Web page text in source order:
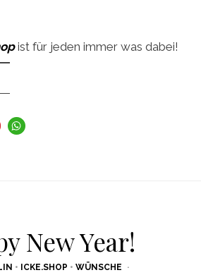
ist für jeden immer was dabei!
New Year!
• ICKE.SHOP • WÜNSCHE